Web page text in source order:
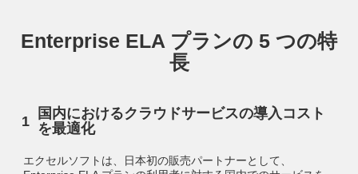
Enterprise ELA プランの 5 つの特
長
国内におけるクラウドサービスの導入コスト
を最適化
エクセルソフトは、日本初の販売パートナーとして、